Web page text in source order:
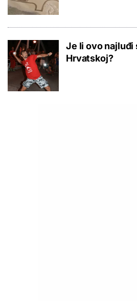
Je li ovo najluđi
Hrvatskoj?